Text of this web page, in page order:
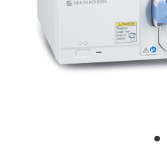
Brochure Multi gas Unit
PDF File
Operación de